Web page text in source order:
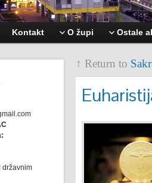
Kontakt O župi Ostale
državnim
↑ Return to